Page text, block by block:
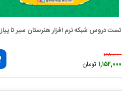
تست دروس شبکه نرم افزار هنرستان سیر تا پیاز
۱,۲۸۰,۰۰۰
۱,۱۵۲,۰۰۰ تومان